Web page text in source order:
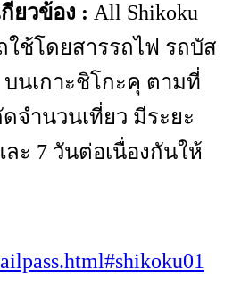
ยวข้อง : All Shikoku
ใช้โดยสารรถไฟ รถบัส
บนเกาะชิโกะคุ ตามที่
จำนวนเที่ยว มีระยะ
ละ 7 วันต่อเนื่องกันให้